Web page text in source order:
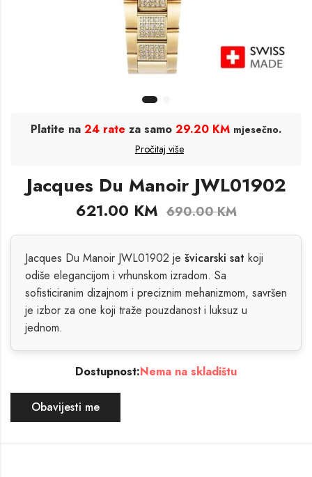
Platite na 24 rate za samo 29.20 KM mjesečno.
Pročitaj više
Jacques Du Manoir JWL01902
621.00 KM 690.00KM
Jacques Du Manoir JWL01902 je švicarski sat koji
odiše elegancijom i vrhunskom izradom. Sa
sofisticiranim dizajnom i preciznim mehanizmom, savršen
je izbor za one koji traže pouzdanost i luksuz u
jednom.
Dostupnost:Nema na skladištu
Obavijesti me